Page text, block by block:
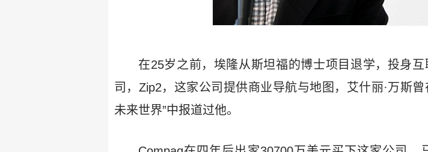
在25岁之前，埃隆从斯坦福的博士项目退学，投身
司，Zip2，这家公司提供商业导航与地图，艾什丽·万斯
未来世界”中报道过他。